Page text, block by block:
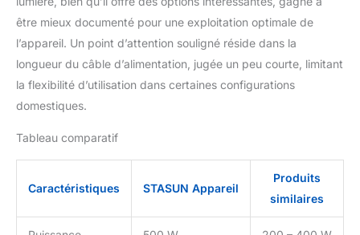
quelle position. Dites
adieu à la clinique -
Traitement efficace à
domicile : fini les visites
coûteuses à la clinique.
traditionnels. Intégration
facile de la
professionnelle dans
être mieux documenté pour une exploitation optimale de
l’appareil. Un point d’attention souligné réside dans la
longueur du câble d’alimentation, jugée un peu courte, limitant
la flexibilité d’utilisation dans certaines configurations
domestiques.
Tableau comparatif
Caractéristiques STASUN Appareil
Produits
similaires